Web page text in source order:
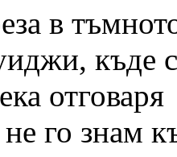
в
къде
отговаря
го знам